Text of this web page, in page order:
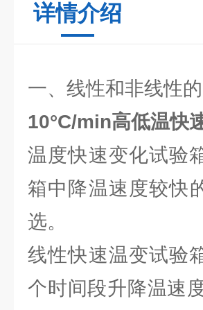
详情介绍
一、线性和非线性
10°C/min高低温快
温度快速变化试验
箱中降温速度较快
选。
线性快速温变试验
个时间段升降温速